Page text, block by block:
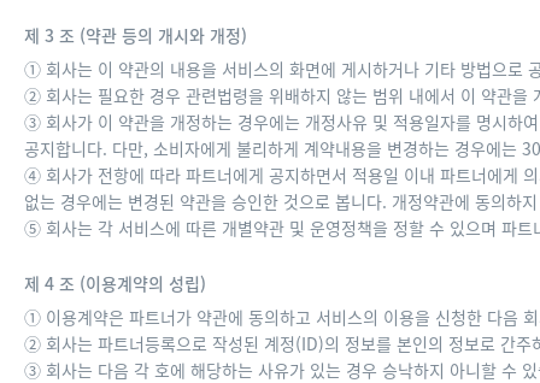
제 3 조 (약관 등의 개시와 개정)
① 회사는 이 약관의 내용을 서비스의 화면에 게시하거나 기타 방법으로
② 회사는 필요한 경우 관련법령을 위배하지 않는 범위 내에서 이 약관을
③ 회사가 이 약관을 개정하는 경우에는 개정사유 및 적용일자를 명시하
공지합니다. 다만, 소비자에게 불리하게 계약내용을 변경하는 경우에는
④ 회사가 전항에 따라 파트너에게 공지하면서 적용일 이내 파트너에게
없는 경우에는 변경된 약관을 승인한 것으로 봅니다. 개정약관에 동의하
⑤ 회사는 각 서비스에 따른 개별약관 및 운영정책을 정할 수 있으며 파트
제 4 조 (이용계약의 성립)
① 이용계약은 파트너가 약관에 동의하고 서비스의 이용을 신청한 다음
② 회사는 파트너등록으로 작성된 계정(ID)의 정보를 본인의 정보로 간
③ 회사는 다음 각 호에 해당하는 사유가 있는 경우 승낙하지 아니할 수